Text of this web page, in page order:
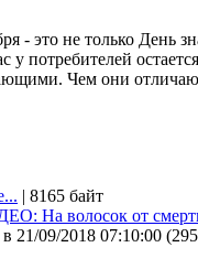
- это не только День
у потребителей
Чем они
| 8165 байт
На волосок от
в 21/09/2018 07:10:00 (